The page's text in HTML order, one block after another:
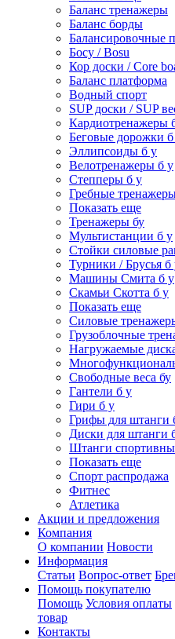
Баланс тренажеры
Баланс борды
Балансировочные
Босу / Bosu
Кор доски / Core
Баланс платформа
Водный спорт
SUP доски / SUP
Кардиотренажеры
Беговые дорожки
Эллипсоиды б у
Велотренажеры б у
Степперы б у
Гребные
Показать еще
Тренажеры бу
Мультистанции б у
Стойки силовые
Турники / Брусья б
Машины Смита б у
Скамьи Скотта б у
Показать еще
Силовые
Грузоблочные
Нагружаемые
Свободные веса бу
Гантели б у
Гири б у
Грифы для штанги
Диски для штанги
Штанги
Показать еще
Спорт распродажа
Фитнес
Атлетика
Акции и предложения
Компания
О компании Новости
Информация
Статьи Вопрос-ответ
Помощь покупателю
Помощь Условия оплаты
товар
Контакты